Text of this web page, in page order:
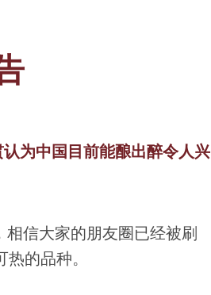
为中国目前能酿出醉令人兴
相信大家的朋友圈已经被刷
的品种。